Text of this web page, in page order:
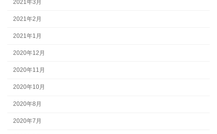
2021年3月
2021年2月
2021年1月
2020年12月
2020年11月
2020年10月
2020年8月
2020年7月